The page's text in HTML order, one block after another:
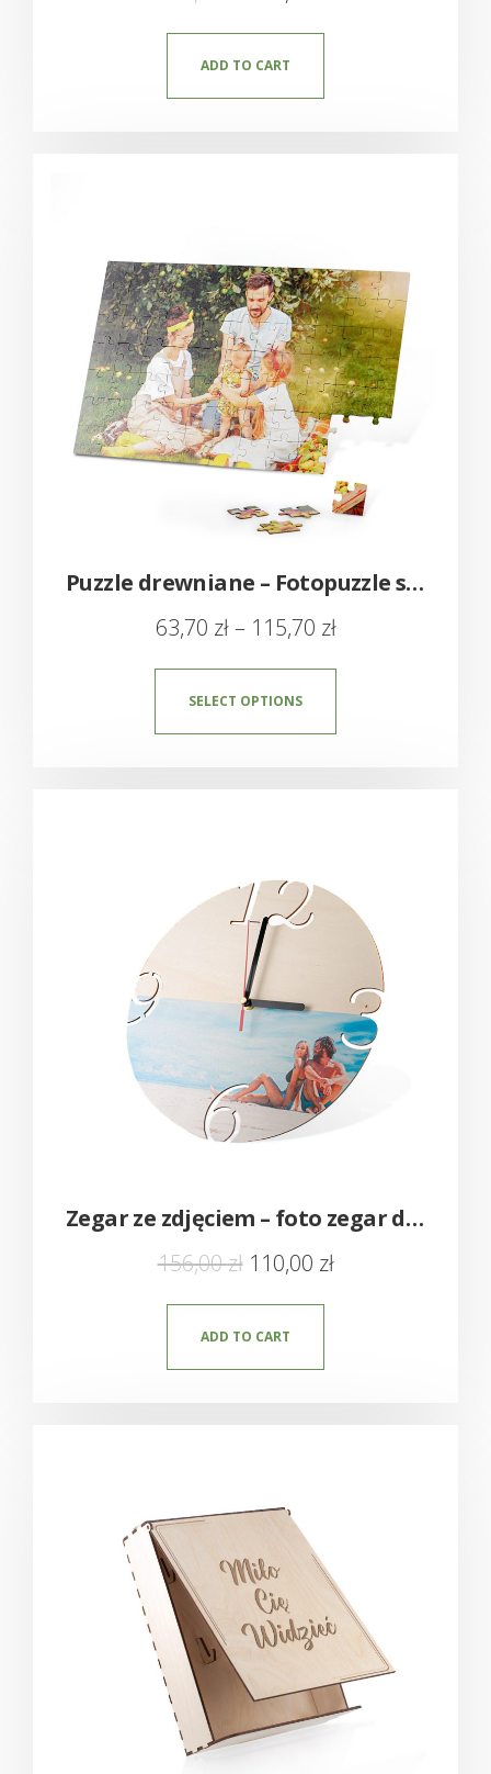
ADD TO CART
Puzzle drewniane – Fotopuzzle sklejka
63,70 zł– 115,70 zł
SELECT OPTIONS
Zegar ze zdjęciem – foto zegar drewniany
156,00zł 110,00 zł
ADD TO CART